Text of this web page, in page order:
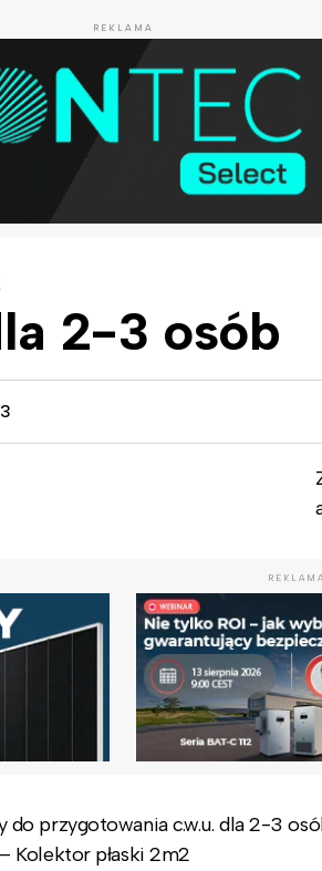
REKLAMA
2-3 osób
REKLAMA
do przygotowania c.w.u. dla 2-3
Kolektor płaski 2m2